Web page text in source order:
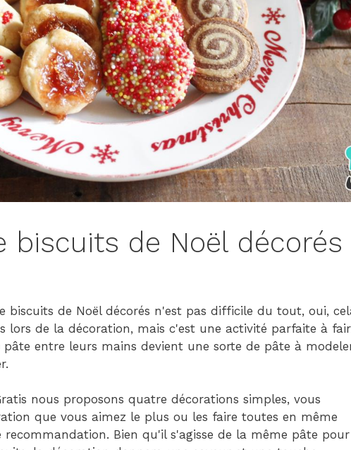
biscuits de Noël décorés
biscuits de Noël décorés n'est pas difficile du tout, oui,
lors de la décoration, mais c'est une activité parfaite à
pâte entre leurs mains devient une sorte de pâte à
nous proposons quatre décorations simples, vous
que vous aimez le plus ou les faire toutes en même
Bien qu'il s'agisse de la même pâte pour